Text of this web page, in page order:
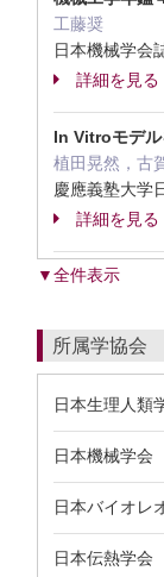
工藤奨
日本機械学会
詳細を見る
In Vitroモデル
植田晃然，古
慶應義塾大学
詳細を見る
▼全件表示
所属学協会
日本生理人類
日本機械学会
日本バイオレ
日本伝熱学会